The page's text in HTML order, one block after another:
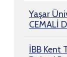
Yaşar
CEMALİ
İBB Kent